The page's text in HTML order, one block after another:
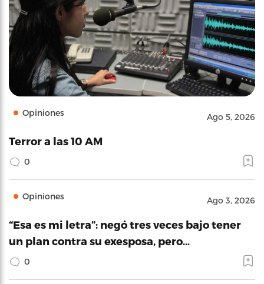
Opiniones Ago 5, 2026
Terror a las 10 AM
0
Opiniones Ago 3, 2026
“Esa es mi letra”: negó tres veces bajo tener
un plan contra su exesposa, pero…
0